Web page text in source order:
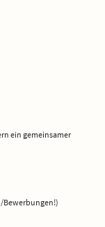
ein gemeinsamer
Bewerbungen!)